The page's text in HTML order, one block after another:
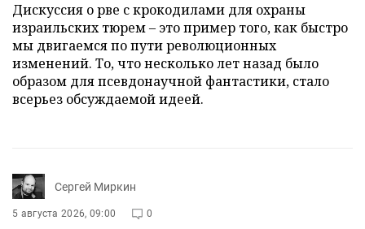
Дискуссия о рве с крокодилами для охраны
израильских тюрем – это пример того, как быстро
мы двигаемся по пути революционных
изменений. То, что несколько лет назад было
образом для псевдонаучной фантастики, стало
всерьез обсуждаемой идеей.
Сергей Миркин
5 августа 2026, 09:00 0